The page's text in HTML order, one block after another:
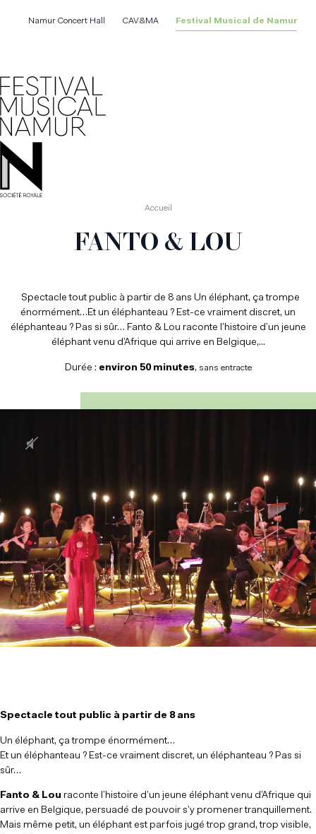
Namur Concert Hall CAV&MA Festival Musical de Namur
Accueil
FANTO & LOU
Spectacle tout public à partir de 8 ans Un éléphant, ça trompe
énormément…Et un éléphanteau ? Est-ce vraiment discret, un
éléphanteau ? Pas si sûr… Fanto & Lou raconte l’histoire d’un jeune
éléphant venu d’Afrique qui arrive en Belgique,...
Durée : environ 50 minutes, sans entracte
Spectacle tout public à partir de 8 ans
Un éléphant, ça trompe énormément…
Et un éléphanteau ? Est-ce vraiment discret, un éléphanteau ? Pas si
sûr…
Fanto & Lou raconte l’histoire d’un jeune éléphant venu d’Afrique qui
arrive en Belgique, persuadé de pouvoir s’y promener tranquillement.
Mais même petit, un éléphant est parfois jugé trop grand, trop visible,